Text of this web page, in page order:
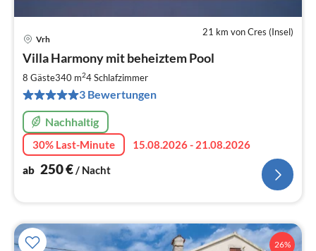
21 km von Cres (Insel)
Vrh
Villa Harmony mit beheiztem Pool
8 Gäste340 m24Schlafzimmer
3 Bewertungen
Nachhaltig
30% Last-Minute
15.08.2026 - 21.08.2026
ab 250€/ Nacht
26%